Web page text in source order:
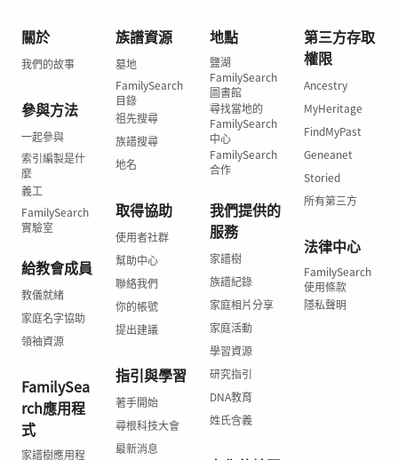
關於
我們的故事
參與方法
一起參與
索引編製是什
麼
義工
FamilySearch
實驗室
給教會成員
教儀就緒
家庭名字協助
領袖資源
FamilySea
rch應用程
式
家譜樹應用程
族譜資源
墓地
FamilySearch
目錄
祖先搜尋
族譜搜尋
地名
取得協助
使用者社群
幫助中心
聯絡我們
你的帳號
提出建議
指引與學習
著手開始
尋根科技大會
最新消息
地點
鹽湖
FamilySearch
圖書館
尋找當地的
FamilySearch
中心
FamilySearch
合作
我們提供的
服務
家譜樹
族譜紀錄
家庭相片分享
家庭活動
學習資源
研究指引
DNA教育
姓氏含義
第三方存取
權限
Ancestry
MyHeritage
FindMyPast
Geneanet
Storied
所有第三方
法律中心
FamilySearch
使用條款
隱私聲明